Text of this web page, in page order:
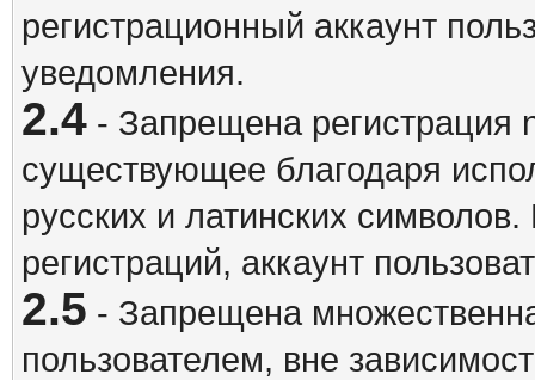
регистрационный аккаунт
уведомления.
2.4- Запрещена регистрация
существующее благодаря
русских и латинских
регистраций, аккаунт
2.5 - Запрещена
пользователем, вне